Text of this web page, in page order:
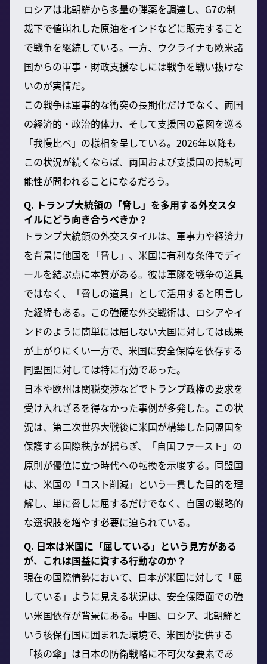
ロシアは北朝鮮から多量の弾薬を調達し、G7の制
裁下で値崩れした原油をインドなどに販売すること
で戦争を継続している。一方、ウクライナも欧米諸
国からの軍事・財政支援なしには戦争を戦い抜けな
いのが実情だ。
この戦争は軍事的な衝突の長期化だけでなく、両国
の経済的・政治的体力、そして支援国の意図を巡る
「我慢比べ」の様相を呈している。2026年以降も
この状況が続くならば、両国および支援国の持続可
能性が問われることになるだろう。
Q. トランプ大統領の「脅し」を多用する外交スタ
イルにどう向き合うべきか？
トランプ大統領の外交スタイルは、軍事力や経済力
を背景に他国を「脅し」、米国に有利な条件でディ
ールを結ぶ点に本質がある。彼は軍隊を戦争の道具
ではなく、「脅しの道具」として活用すると明言し
た経緯もある。この強硬な外交戦術は、ロシアやイ
ンドのように簡単には屈しない大国に対しては成果
が上がりにくい一方で、米国に安全保障を依存する
同盟国に対しては特に有効であった。
日本や欧州は関税交渉などでトランプ政権の要求を
受け入れざるを得なかった事例が多発した。この状
況は、第二次世界大戦後に米国が構築した同盟国を
保護する国際秩序が揺らぎ、「自国ファースト」の
原則が優位に立つ時代への転換を示唆する。同盟国
は、米国の「コスト削減」という一貫した目的を理
解し、単に脅しに屈するだけでなく、自国の戦略的
な選択肢を増やす必要に迫られている。
Q. 日本は米国に「屈している」という見方がある
が、これは国益に資する行動なのか？
現在の国際情勢において、日本が米国に対して「屈
している」ように見える状況は、安全保障面での強
い米国依存が背景にある。中国、ロシア、北朝鮮と
いう核保有国に囲まれた環境で、米国が提供する
「核の傘」は日本の防衛戦略に不可欠な要素であ